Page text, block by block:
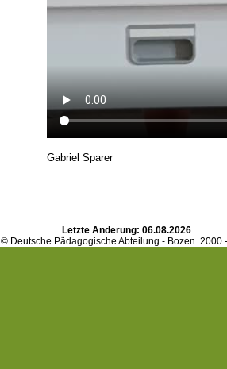
Gabriel Sparer
Letzte Änderung: 06.08.2026
© Deutsche Pädagogische Abteilung - Bozen. 2000